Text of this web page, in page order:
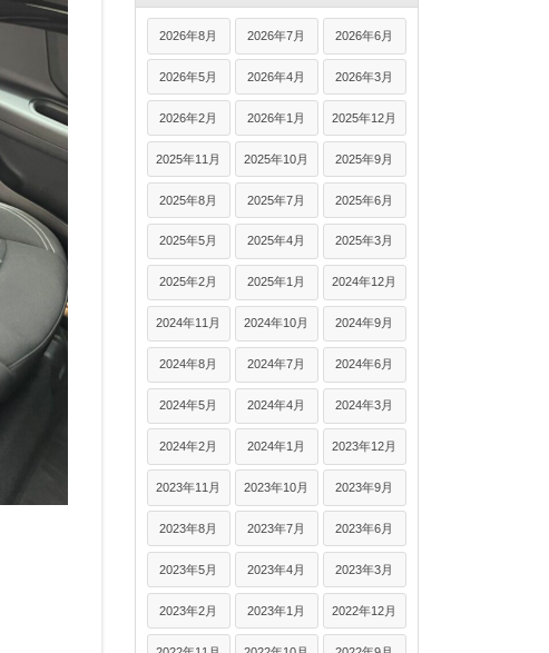
2026年8月 2026年7月 2026年6月
2026年5月 2026年4月 2026年3月
2026年2月 2026年1月 2025年12月
2025年11月 2025年10月 2025年9月
2025年8月 2025年7月 2025年6月
2025年5月 2025年4月 2025年3月
2025年2月 2025年1月 2024年12月
2024年11月 2024年10月 2024年9月
2024年8月 2024年7月 2024年6月
2024年5月 2024年4月 2024年3月
2024年2月 2024年1月 2023年12月
2023年11月 2023年10月 2023年9月
2023年8月 2023年7月 2023年6月
2023年5月 2023年4月 2023年3月
2023年2月 2023年1月 2022年12月